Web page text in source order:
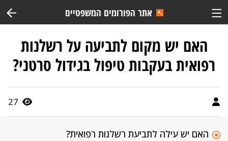
אתר הפורומים המשפטיים
האם יש מקום לתביעה על רשלנות
רפואית בעקבות טיפול בגידול סרטני?
27
האם יש עילה לתביעת רשלנות רפואית?